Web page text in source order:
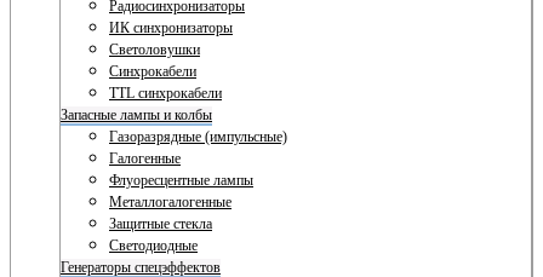
Радиосинхронизаторы
ИК синхронизаторы
Светоловушки
Синхрокабели
TTL синхрокабели
Запасные лампы и колбы
Газоразрядные (импульсные)
Галогенные
Флуоресцентные лампы
Металлогалогенные
Защитные стекла
Светодиодные
Генераторы спецэффектов